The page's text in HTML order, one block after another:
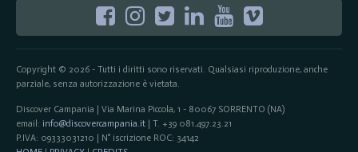
Copyright © 2026 - Tutti i diritti sono riservati. Qualsiasi riproduzione, anche
parziale, senza autorizzazione è vietata.
Discover Campania | Via Marina Piccola, 1 - 80067 SORRENTO (NA)
email: info@discovercampania.it| T. +39 081.497.23.21
P.IVA: 09333031210 | N° iscrizione ROC: 34142